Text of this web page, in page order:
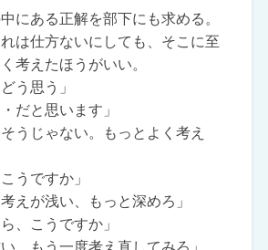
にある正解を部下にも求める。
は仕方ないにしても、そこに至
考えたほうがいい。
う思う」
だと思います」
うじゃない。もっとよく考え
うですか」
えが浅い、もっと深めろ」
、こうですか」